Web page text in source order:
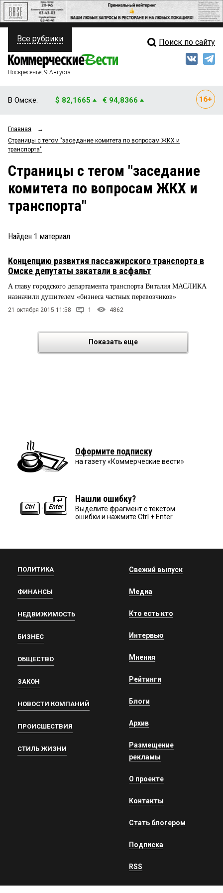
ПОЛИТИКА
ФИНАНСЫ
ОБЩЕСТВО
ЗАКОН
НОВОСТИ КОМПАНИЙ
Свежий выпуск
Блоги
Все рубрики Поиск по сайту
Воскресенье, 9 Августа
В Омске: $ 82,1665 € 94,8366
Главная
→
Страницы c тегом "заседание комитета по вопросам ЖКХ и
транспорта"
Страницы c тегом "заседание
комитета по вопросам ЖКХ и
транспорта"
Найден 1 материал
Концепцию развития пассажирского транспорта в
Омске депутаты закатали в асфальт
А главу городского департамента транспорта Виталия МАСЛИКА
назначили душителем «бизнеса частных перевозчиков»
21 октября 2015 11:58 1 4862
Показать еще
Оформите подписку
на газету «Коммерческие вести»
Нашли ошибку?
Выделите фрагмент с текстом
ошибки и нажмите Ctrl + Enter.
ПОЛИТИКА
ФИНАНСЫ
НЕДВИЖИМОСТЬ
БИЗНЕС
ОБЩЕСТВО
ЗАКОН
НОВОСТИ КОМПАНИЙ
ПРОИСШЕСТВИЯ
СТИЛЬ ЖИЗНИ
Свежий выпуск
Медиа
Кто есть кто
Интервью
Мнения
Рейтинги
Блоги
Архив
Размещение
рекламы
О проекте
Контакты
Стать блогером
Подписка
RSS